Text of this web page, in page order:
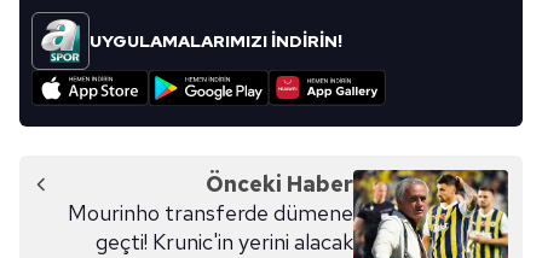
UYGULAMALARIMIZI İNDİRİN!
Önceki Haber
Mourinho transferde dümene
geçti! Krunic'in yerini alacak